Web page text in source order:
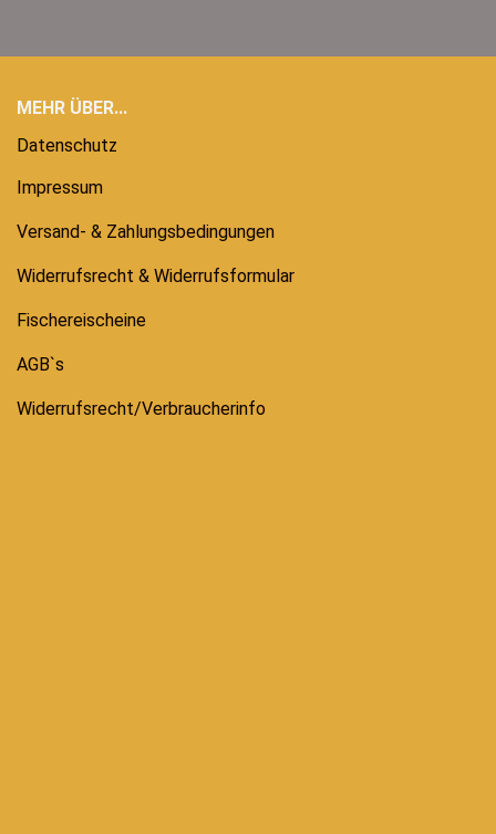
MEHR ÜBER...
Datenschutz
Impressum
Versand- & Zahlungsbedingungen
Widerrufsrecht & Widerrufsformular
Fischereischeine
AGB`s
Widerrufsrecht/Verbraucherinfo